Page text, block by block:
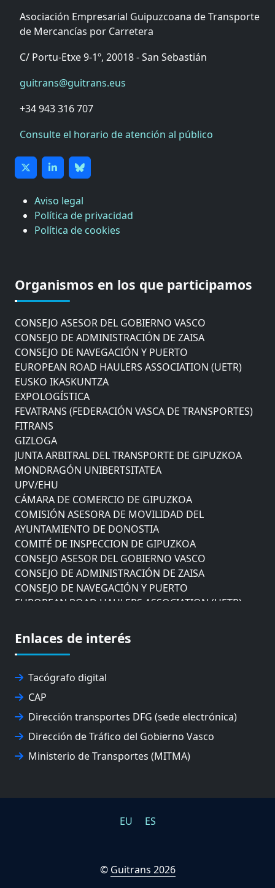
Asociación Empresarial Guipuzcoana de Transporte
de Mercancías por Carretera
C/ Portu-Etxe 9-1º, 20018 - San Sebastián
guitrans@guitrans.eus
+34 943 316 707
Consulte el horario de atención al público
Aviso legal
Política de privacidad
Política de cookies
Organismos en los que participamos
AYUNTAMIENTO DE DONOSTIA
COMITÉ DE INSPECCION DE GIPUZKOA
CONSEJO ASESOR DEL GOBIERNO VASCO
CONSEJO DE ADMINISTRACIÓN DE ZAISA
CONSEJO DE NAVEGACIÓN Y PUERTO
EUROPEAN ROAD HAULERS ASSOCIATION (UETR)
EUSKO IKASKUNTZA
EXPOLOGÍSTICA
FEVATRANS (FEDERACIÓN VASCA DE TRANSPORTES)
FITRANS
GIZLOGA
JUNTA ARBITRAL DEL TRANSPORTE DE GIPUZKOA
MONDRAGÓN UNIBERTSITATEA
UPV/EHU
CÁMARA DE COMERCIO DE GIPUZKOA
COMISIÓN ASESORA DE MOVILIDAD DEL
AYUNTAMIENTO DE DONOSTIA
COMITÉ DE INSPECCION DE GIPUZKOA
CONSEJO ASESOR DEL GOBIERNO VASCO
CONSEJO DE ADMINISTRACIÓN DE ZAISA
CONSEJO DE NAVEGACIÓN Y PUERTO
EUROPEAN ROAD HAULERS ASSOCIATION (UETR)
FEVATRANS (FEDERACIÓN VASCA DE TRANSPORTES)
FITRANS
GIZLOGA
JUNTA ARBITRAL DEL TRANSPORTE DE GIPUZKOA
MONDRAGÓN UNIBERTSITATEA
UPV/EHU
Enlaces de interés
Tacógrafo digital
CAP
Dirección transportes DFG (sede electrónica)
Dirección de Tráfico del Gobierno Vasco
Ministerio de Transportes (MITMA)
EU ES
© Guitrans 2026